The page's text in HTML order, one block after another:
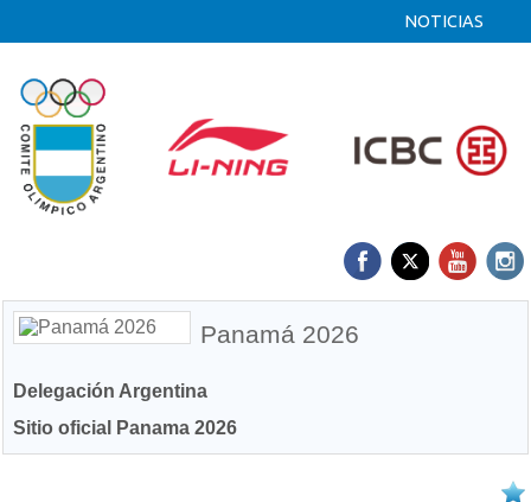
NOTICIAS
Panamá 2026
Delegación Argentina
Sitio oficial Panama 2026